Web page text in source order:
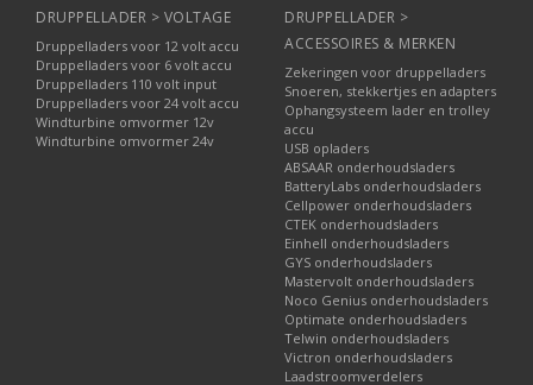
DRUPPELLADER > VOLTAGE
Druppelladers voor 12 volt accu
Druppelladers voor 6 volt accu
Druppelladers 110 volt input
Druppelladers voor 24 volt accu
Windturbine omvormer 12v
Windturbine omvormer 24v
DRUPPELLADER >
ACCESSOIRES & MERKEN
Zekeringen voor druppelladers
Snoeren, stekkertjes en adapters
Ophangsysteem lader en trolley
accu
USB opladers
ABSAAR onderhoudsladers
BatteryLabs onderhoudsladers
Cellpower onderhoudsladers
CTEK onderhoudsladers
Einhell onderhoudsladers
GYS onderhoudsladers
Mastervolt onderhoudsladers
Noco Genius onderhoudsladers
Optimate onderhoudsladers
Telwin onderhoudsladers
Victron onderhoudsladers
Laadstroomverdelers